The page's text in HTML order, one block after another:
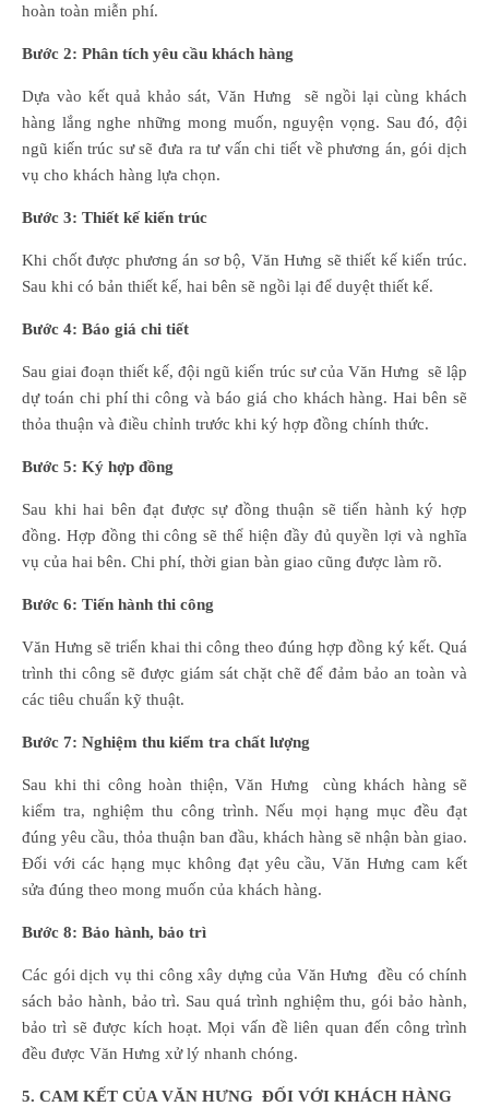
hoàn toàn miễn phí.
Bước 2: Phân tích yêu cầu khách hàng
Dựa vào kết quả khảo sát, Văn Hưng sẽ ngồi lại cùng khách
hàng lắng nghe những mong muốn, nguyện vọng. Sau đó, đội
ngũ kiến trúc sư sẽ đưa ra tư vấn chi tiết về phương án, gói dịch
vụ cho khách hàng lựa chọn.
Bước 3: Thiết kế kiến trúc
Khi chốt được phương án sơ bộ, Văn Hưng sẽ thiết kế kiến trúc.
Sau khi có bản thiết kế, hai bên sẽ ngồi lại để duyệt thiết kế.
Bước 4: Báo giá chi tiết
Sau giai đoạn thiết kế, đội ngũ kiến trúc sư của Văn Hưng sẽ lập
dự toán chi phí thi công và báo giá cho khách hàng. Hai bên sẽ
thỏa thuận và điều chỉnh trước khi ký hợp đồng chính thức.
Bước 5: Ký hợp đồng
Sau khi hai bên đạt được sự đồng thuận sẽ tiến hành ký hợp
đồng. Hợp đồng thi công sẽ thể hiện đầy đủ quyền lợi và nghĩa
vụ của hai bên. Chi phí, thời gian bàn giao cũng được làm rõ.
Bước 6: Tiến hành thi công
Văn Hưng sẽ triển khai thi công theo đúng hợp đồng ký kết. Quá
trình thi công sẽ được giám sát chặt chẽ để đảm bảo an toàn và
các tiêu chuẩn kỹ thuật.
Bước 7: Nghiệm thu kiểm tra chất lượng
Sau khi thi công hoàn thiện, Văn Hưng cùng khách hàng sẽ
kiểm tra, nghiệm thu công trình. Nếu mọi hạng mục đều đạt
đúng yêu cầu, thỏa thuận ban đầu, khách hàng sẽ nhận bàn giao.
Đối với các hạng mục không đạt yêu cầu, Văn Hưng cam kết
sửa đúng theo mong muốn của khách hàng.
Bước 8: Bảo hành, bảo trì
Các gói dịch vụ thi công xây dựng của Văn Hưng đều có chính
sách bảo hành, bảo trì. Sau quá trình nghiệm thu, gói bảo hành,
bảo trì sẽ được kích hoạt. Mọi vấn đề liên quan đến công trình
đều được Văn Hưng xử lý nhanh chóng.
5. CAM KẾT CỦA VĂN HƯNG ĐỐI VỚI KHÁCH HÀNG